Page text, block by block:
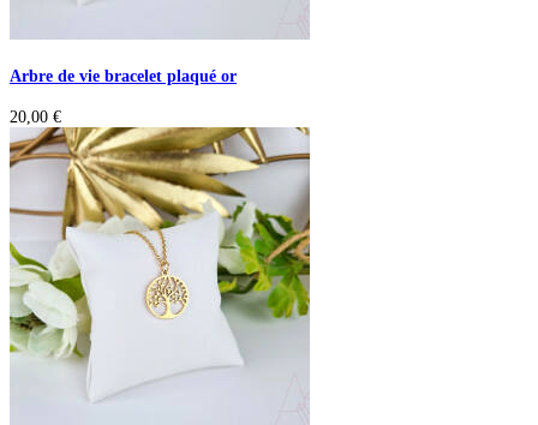
Arbre de vie bracelet plaqué or
20,00 €